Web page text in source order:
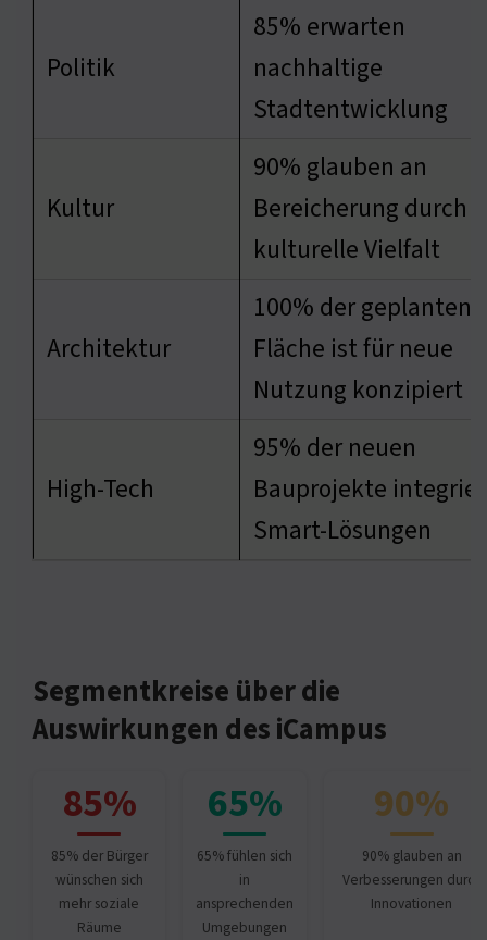
Politik
85% erwarten
nachhaltige
Stadtentwicklung
Kultur
90% glauben an
Bereicherung durch
kulturelle Vielfalt
Architektur
100% der geplanten
Fläche ist für neue
Nutzung konzipiert
High-Tech
95% der neuen
Bauprojekte
Smart-Lösungen
Segmentkreise über die
Auswirkungen des iCampus
85%
85% der Bürger
wünschen sich
mehr soziale
Räume
65%
65% fühlen sich
in
ansprechenden
Umgebungen
90%
90% glauben an
Verbesserungen durch
Innovationen